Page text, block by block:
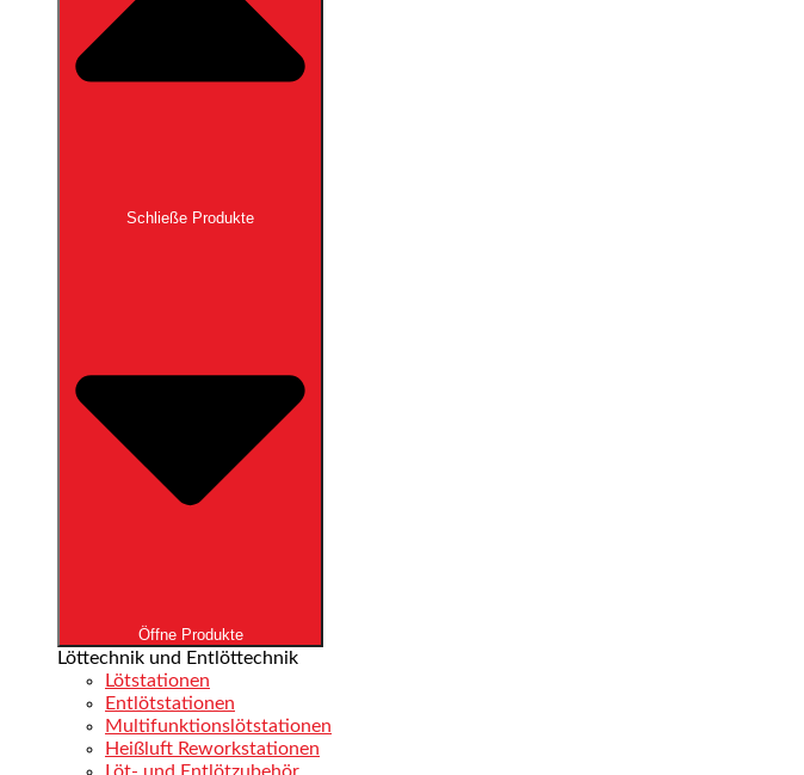
Schließe Produkte
Öffne Produkte
Löttechnik und Entlöttechnik
Lötstationen
Entlötstationen
Multifunktions­lötstationen
Heißluft Reworkstationen